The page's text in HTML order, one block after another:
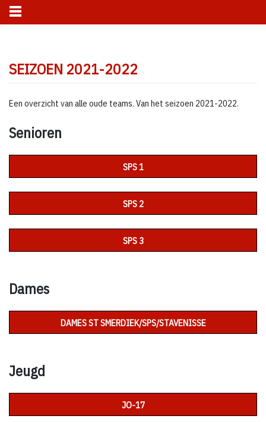
content
SEIZOEN 2021-2022
Een overzicht van alle oude teams. Van het seizoen 2021-2022.
Senioren
SPS 1
SPS 2
SPS 3
Dames
DAMES ST SMERDIEK/SPS/STAVENISSE
Jeugd
JO-17